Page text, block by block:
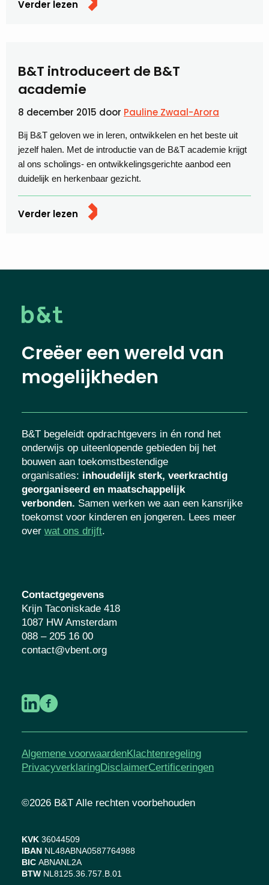
Verder lezen
B&T introduceert de B&T
academie
8 december 2015 door Pauline Zwaal-Arora
Bij B&T geloven we in leren, ontwikkelen en het beste uit
jezelf halen. Met de introductie van de B&T academie krijgt
al ons scholings- en ontwikkelingsgerichte aanbod een
duidelijk en herkenbaar gezicht.
Verder lezen
Creëer een wereld van
mogelijkheden
B&T begeleidt opdrachtgevers in én rond het
onderwijs op uiteenlopende gebieden bij het
bouwen aan toekomstbestendige
organisaties: inhoudelijk sterk, veerkrachtig
georganiseerd en maatschappelijk
verbonden. Samen werken we aan een kansrijke
toekomst voor kinderen en jongeren. Lees meer
over wat ons drijft.
Contactgegevens
Krijn Taconiskade 418
1087 HW Amsterdam
088 – 205 16 00
contact@vbent.org
Algemene voorwaardenKlachtenregeling
PrivacyverklaringDisclaimerCertificeringen
©2026 B&T Alle rechten voorbehouden
KVK 36044509
IBAN NL48ABNA0587764988
BIC ABNANL2A
BTW NL8125.36.757.B.01